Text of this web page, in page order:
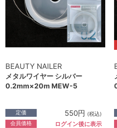
BEAUTY NAILER
メタルワイヤー シルバー
0.2mm×20m MEW-5
定価 550円 (税込)
会員価格 ログイン後に表示